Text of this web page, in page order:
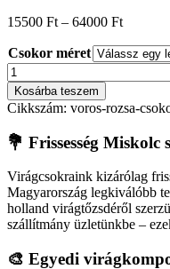
15500 Ft – 64000 Ft
-
64000
Csokor méret
Vörös
rózsa
csokor
mennyiség
Kosárba teszem
Cikkszám: voros-rozsa-
💐 Frissesség Miskolc
Virágcsokraink kizárólag
Magyarország legkiválóbb
holland virágtőzsdéről
szállítmány üzletünkbe –
🎨 Egyedi